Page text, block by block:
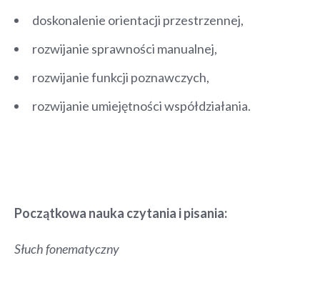
doskonalenie orientacji przestrzennej,
rozwijanie sprawności manualnej,
rozwijanie funkcji poznawczych,
rozwijanie umiejętności współdziałania.
Początkowa nauka czytania i pisania:
Słuch fonematyczny